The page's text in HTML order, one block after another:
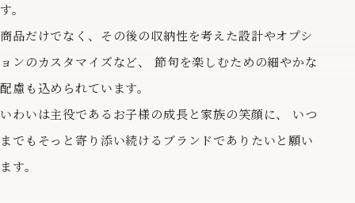
す。
商品だけでなく、その後の収納性を考えた設計やオプシ
ョンのカスタマイズなど、
節句を楽しむための細やかな
配慮も込められています。
いわいは主役であるお子様の成長と家族の笑顔に、
いつ
までもそっと寄り添い続けるブランドでありたいと願い
ます。